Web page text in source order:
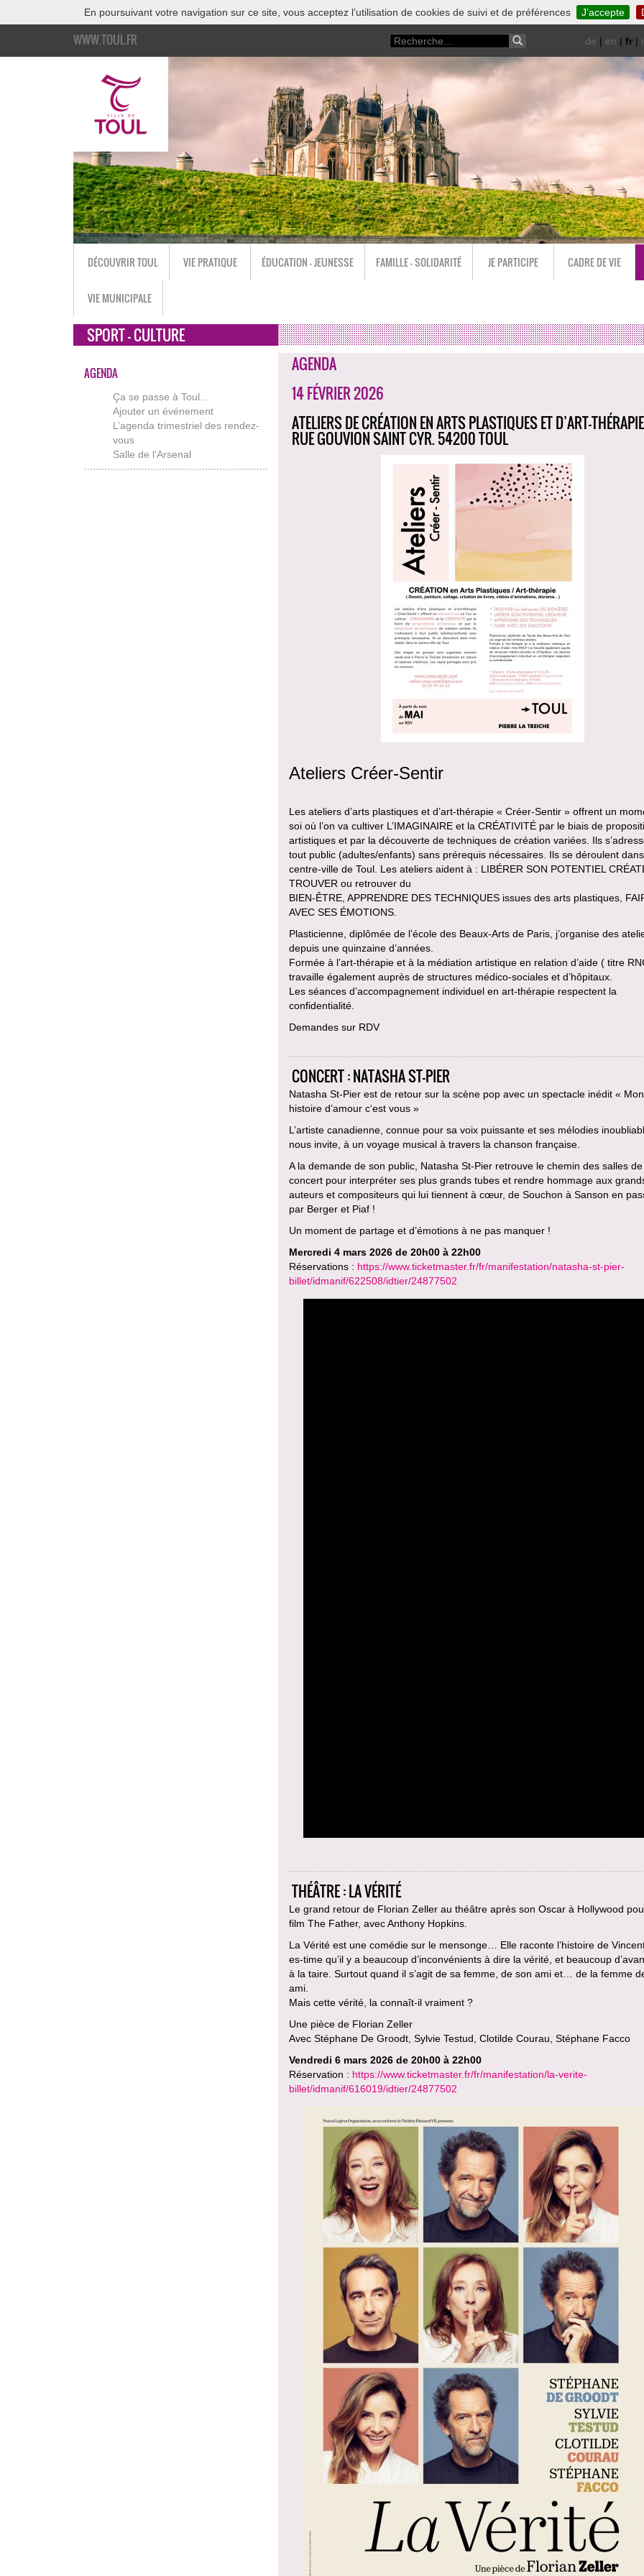
En poursuivant votre navigation sur ce site, vous acceptez l’utilisation de cookies de suivi et de préférences J’accepte
WWW.TOUL.FR de | en | fr |
DÉCOUVRIR TOUL VIE PRATIQUE ÉDUCATION - JEUNESSE FAMILLE - SOLIDARITÉ JE PARTICIPE CADRE DE VIE
VIE MUNICIPALE
SPORT - CULTURE
AGENDA
Ça se passe à Toul…
Ajouter un événement
L’agenda trimestriel des rendez-
vous
Salle de l’Arsenal
AGENDA
14 FÉVRIER 2026
ATELIERS DE CRÉATION EN ARTS PLASTIQUES ET D’ART-
RUE GOUVION SAINT CYR. 54200 TOUL
Ateliers Créer-Sentir
Les ateliers d’arts plastiques et d’art-thérapie « Créer-Sentir » offrent un
soi où l’on va cultiver L’IMAGINAIRE et la CRÉATIVITÉ par le biais de
artistiques et par la découverte de techniques de création variées. Ils
tout public (adultes/enfants) sans prérequis nécessaires. Ils se déroulent
centre-ville de Toul. Les ateliers aident à : LIBÉRER SON POTENTIEL
TROUVER ou retrouver du
BIEN-ÊTRE, APPRENDRE DES TECHNIQUES issues des arts plastiques,
AVEC SES ÉMOTIONS.
Plasticienne, diplômée de l’école des Beaux-Arts de Paris, j’organise des
depuis une quinzaine d’années.
Formée à l’art-thérapie et à la médiation artistique en relation d’aide ( titre
travaille également auprès de structures médico-sociales et d’hôpitaux.
Les séances d’accompagnement individuel en art-thérapie respectent la
confidentialité.
Demandes sur RDV
CONCERT : NATASHA ST-PIER
Natasha St-Pier est de retour sur la scène pop avec un spectacle inédit « Mon
histoire d’amour c‘est vous »
L’artiste canadienne, connue pour sa voix puissante et ses mélodies
nous invite, à un voyage musical à travers la chanson française.
A la demande de son public, Natasha St-Pier retrouve le chemin des salles de
concert pour interpréter ses plus grands tubes et rendre hommage aux
auteurs et compositeurs qui lui tiennent à cœur, de Souchon à Sanson en
par Berger et Piaf !
Un moment de partage et d’émotions à ne pas manquer !
Mercredi 4 mars 2026 de 20h00 à 22h00
Réservations : https://www.ticketmaster.fr/fr/manifestation/natasha-st-pier-
billet/idmanif/622508/idtier/24877502
THÉÂTRE : LA VÉRITÉ
Le grand retour de Florian Zeller au théâtre après son Oscar à Hollywood
film The Father, avec Anthony Hopkins.
La Vérité est une comédie sur le mensonge… Elle raconte l’histoire de
es-time qu’il y a beaucoup d’inconvénients à dire la vérité, et beaucoup
à la taire. Surtout quand il s’agit de sa femme, de son ami et… de la femme
ami.
Mais cette vérité, la connaît-il vraiment ?
Une pièce de Florian Zeller
Avec Stéphane De Groodt, Sylvie Testud, Clotilde Courau, Stéphane Facco
Vendredi 6 mars 2026 de 20h00 à 22h00
Réservation : https://www.ticketmaster.fr/fr/manifestation/la-verite-
billet/idmanif/616019/idtier/24877502